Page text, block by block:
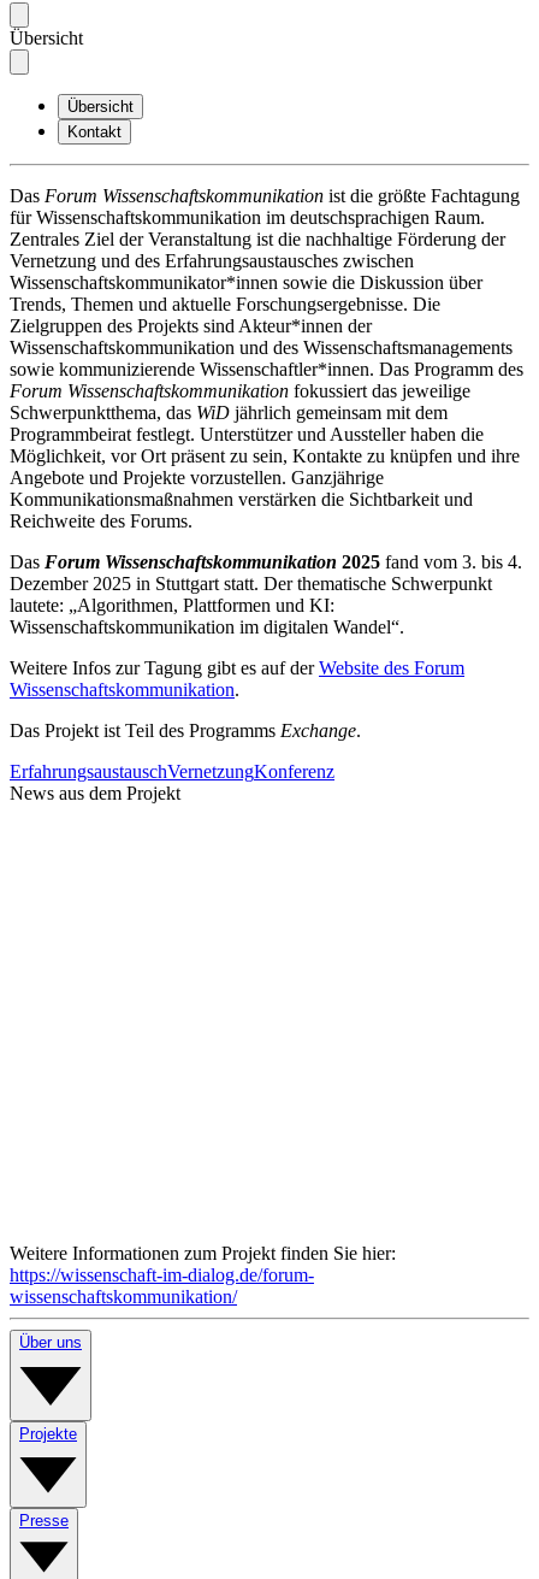
Übersicht
Übersicht
Kontakt
Das Forum Wissenschaftskommunikation ist die größte Fachtagung
für Wissenschaftskommunikation im deutschsprachigen Raum.
Zentrales Ziel der Veranstaltung ist die nachhaltige Förderung der
Vernetzung und des Erfahrungsaustausches zwischen
Wissenschaftskommunikator*innen sowie die Diskussion über
Trends, Themen und aktuelle Forschungsergebnisse. Die
Zielgruppen des Projekts sind Akteur*innen der
Wissenschaftskommunikation und des Wissenschaftsmanagements
sowie kommunizierende Wissenschaftler*innen. Das Programm des
Forum Wissenschaftskommunikation fokussiert das jeweilige
Schwerpunktthema, das WiD jährlich gemeinsam mit dem
Programmbeirat festlegt. Unterstützer und Aussteller haben die
Möglichkeit, vor Ort präsent zu sein, Kontakte zu knüpfen und ihre
Angebote und Projekte vorzustellen. Ganzjährige
Kommunikationsmaßnahmen verstärken die Sichtbarkeit und
Reichweite des Forums.
Das Forum Wissenschaftskommunikation 2025 fand vom 3. bis 4.
Dezember 2025 in Stuttgart statt. Der thematische Schwerpunkt
lautete: „Algorithmen, Plattformen und KI:
Wissenschaftskommunikation im digitalen Wandel“.
Weitere Infos zur Tagung gibt es auf derWebsite des Forum
Wissenschaftskommunikation.
Das Projekt ist Teil des Programms Exchange.
ErfahrungsaustauschVernetzungKonferenz
News aus dem Projekt
Weitere Informationen zum Projekt finden Sie hier:
https://wissenschaft-im-dialog.de/forum-
wissenschaftskommunikation/
Über uns
Projekte
Presse